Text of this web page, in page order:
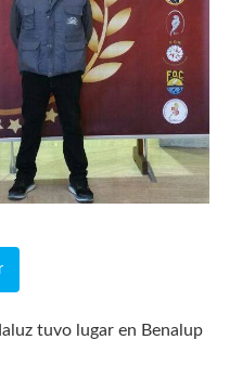
tuvo lugar en Benalup